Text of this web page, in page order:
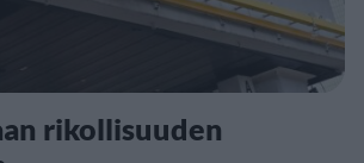
rikollisuuden